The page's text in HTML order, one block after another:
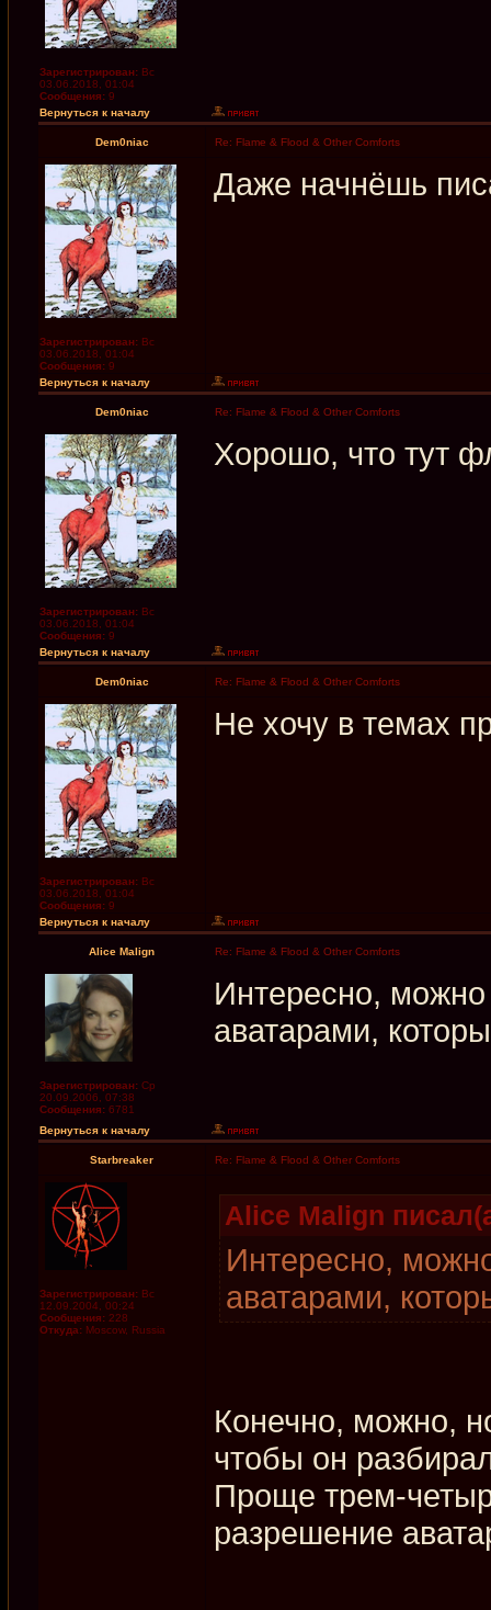
Зарегистрирован: Вс
03.06.2018, 01:04
Сообщения: 9
Вернуться к началу
Dem0niac Re: Flame & Flood & Other Comforts
Зарегистрирован: Вс
03.06.2018, 01:04
Сообщения: 9
Даже начнёшь
Вернуться к началу
Dem0niac Re: Flame & Flood & Other Comforts
Зарегистрирован: Вс
03.06.2018, 01:04
Сообщения: 9
Хорошо, что тут
Вернуться к началу
Dem0niac Re: Flame & Flood & Other Comforts
Зарегистрирован: Вс
03.06.2018, 01:04
Сообщения: 9
Не хочу в темах
Вернуться к началу
Alice Malign Re: Flame & Flood & Other Comforts
Зарегистрирован: Ср
20.09.2006, 07:38
Сообщения: 6781
Интересно,
аватарами,
Вернуться к началу
Starbreaker Re: Flame & Flood & Other Comforts
Зарегистрирован: Вс
12.09.2004, 00:24
Сообщения: 228
Откуда: Moscow, Russia
Alice Malign
Интересно,
аватарами,
Конечно, можно,
чтобы он
Проще трем-
разрешение